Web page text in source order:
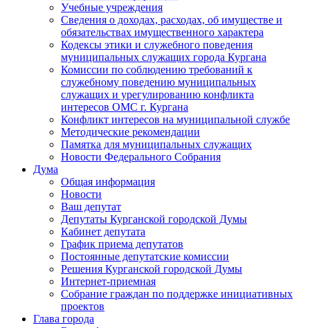
Учебные учреждения
Сведения о доходах, расходах, об имуществе и
обязательствах имущественного характера
Кодексы этики и служебного поведения
муниципальных служащих города Кургана
Комиссии по соблюдению требований к
служебному поведению муниципальных
служащих и урегулированию конфликта
интересов ОМС г. Кургана
Конфликт интересов на муниципальной службе
Методические рекомендации
Памятка для муниципальных служащих
Новости Федерального Cобрания
Дума
Общая информация
Новости
Ваш депутат
Депутаты Курганской городской Думы
Кабинет депутата
График приема депутатов
Постоянные депутатские комиссии
Решения Курганской городской Думы
Интернет-приемная
Собрание граждан по поддержке инициативных
проектов
Глава города